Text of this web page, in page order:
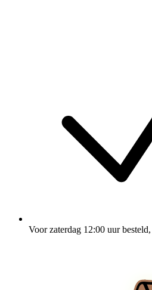
Voor zaterdag 12:00 uur besteld